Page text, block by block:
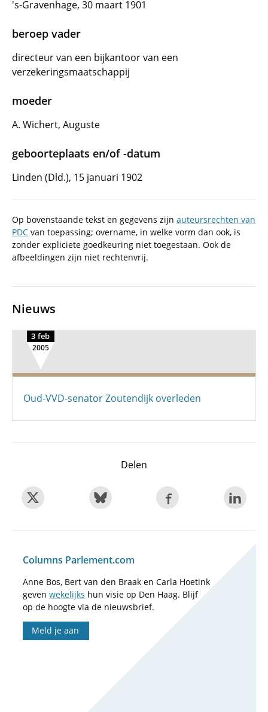
's-Gravenhage, 30 maart 1901
beroep vader
directeur van een bijkantoor van een
verzekeringsmaatschappij
moeder
A. Wichert, Auguste
geboorteplaats en/of -datum
Linden (Dld.), 15 januari 1902
Op bovenstaande tekst en gegevens zijn auteursrechten van
PDC van toepassing; overname, in welke vorm dan ook, is
zonder expliciete goedkeuring niet toegestaan. Ook de
afbeeldingen zijn niet rechtenvrij.
Nieuws
3 feb
2005
Oud-VVD-senator Zoutendijk overleden
Delen
Columns Parlement.com
Anne Bos, Bert van den Braak en Carla Hoetink
geven wekelijks hun visie op Den Haag. Blijf
op de hoogte via de nieuwsbrief.
Meld je aan